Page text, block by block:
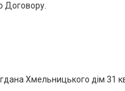
Договору.
Хмельницького дім 31